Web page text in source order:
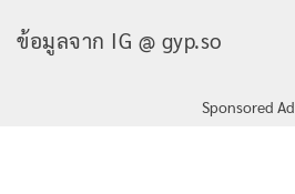
ข้อมูลจาก IG @ gyp.so
Sponsored Ad